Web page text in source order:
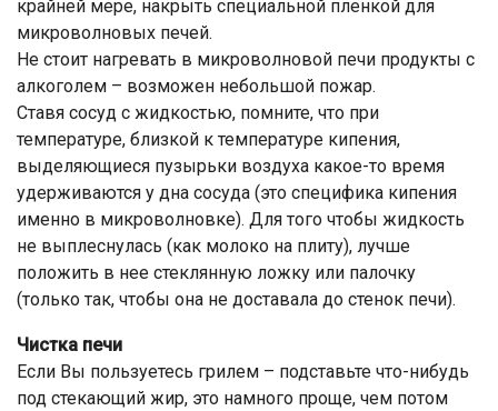
крайней мере, накрыть специальной пленкой для
микроволновых печей.
Не стоит нагревать в микроволновой печи продукты с
алкоголем – возможен небольшой пожар.
Ставя сосуд с жидкостью, помните, что при
температуре, близкой к температуре кипения,
выделяющиеся пузырьки воздуха какое-то время
удерживаются у дна сосуда (это специфика кипения
именно в микроволновке). Для того чтобы жидкость
не выплеснулась (как молоко на плиту), лучше
положить в нее стеклянную ложку или палочку
(только так, чтобы она не доставала до стенок печи).
Чистка печи
Если Вы пользуетесь грилем – подставьте что-нибудь
под стекающий жир, это намного проще, чем потом